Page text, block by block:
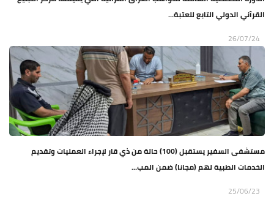
القرآني الدولي التابع للعتبة...
26/07/24
مستشفى السفير يستقبل (100) حالة من ذي قار لإجراء العمليات وتقديم
الخدمات الطبية لهم (مجانا) ضمن المب...
25/06/23